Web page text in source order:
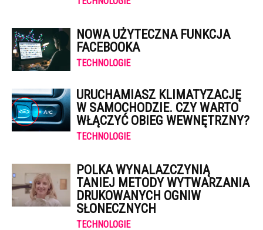
NOWA UŻYTECZNA FUNKCJA
FACEBOOKA
TECHNOLOGIE
URUCHAMIASZ KLIMATYZACJĘ
W SAMOCHODZIE. CZY WARTO
WŁĄCZYĆ OBIEG WEWNĘTRZNY?
TECHNOLOGIE
POLKA WYNALAZCZYNIĄ
TANIEJ METODY WYTWARZANIA
DRUKOWANYCH OGNIW
SŁONECZNYCH
TECHNOLOGIE